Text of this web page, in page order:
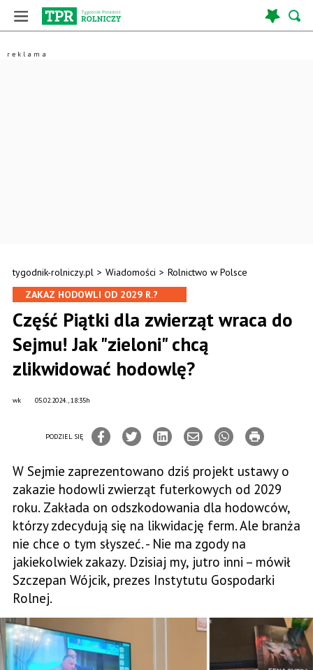
tygodnik-rolniczy.pl > Wiadomości > Rolnictwo w Polsce
ZAKAZ HODOWLI OD 2029 R.?
Część Piątki dla zwierząt wraca do
Sejmu! Jak "zieloni" chcą
zlikwidować hodowlę?
05.02.2024., 18:35h
wk
PODZIEL SIĘ
W Sejmie zaprezentowano dziś projekt ustawy o
zakazie hodowli zwierząt futerkowych od 2029
roku. Zakłada on odszkodowania dla hodowców,
którzy zdecydują się na likwidację ferm. Ale branża
nie chce o tym słyszeć. - Nie ma zgody na
jakiekolwiek zakazy. Dzisiaj my, jutro inni – mówił
Szczepan Wójcik, prezes Instytutu Gospodarki
Rolnej.